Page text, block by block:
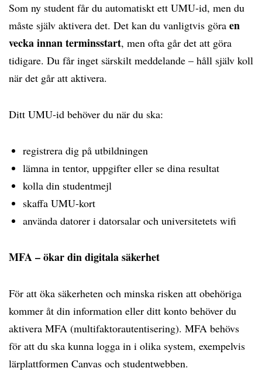
Som ny student får du automatiskt ett UMU-id, men du
måste själv aktivera det. Det kan du vanligtvis göra en
vecka innan terminsstart, men ofta går det att göra
tidigare. Du får inget särskilt meddelande – håll själv koll
när det går att aktivera.
Ditt UMU-id behöver du när du ska:
registrera dig på utbildningen
lämna in tentor, uppgifter eller se dina resultat
kolla din studentmejl
skaffa UMU-kort
använda datorer i datorsalar och universitetets wifi
MFA – ökar din digitala säkerhet
För att öka säkerheten och minska risken att obehöriga
kommer åt din information eller ditt konto behöver du
aktivera MFA (multifaktorautentisering). MFA behövs
för att du ska kunna logga in i olika system, exempelvis
lärplattformen Canvas och studentwebben.